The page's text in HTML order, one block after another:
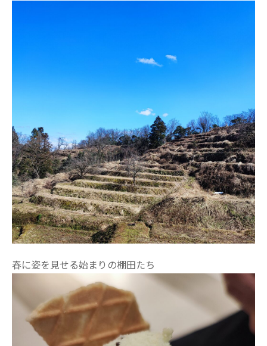
春に姿を見せる始まりの棚田たち